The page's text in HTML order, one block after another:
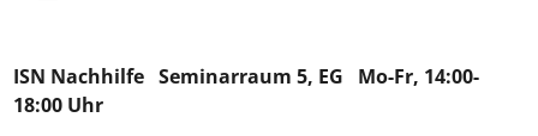
ISN Nachhilfe Seminarraum 5, EG Mo-Fr, 14:00-
18:00 Uhr